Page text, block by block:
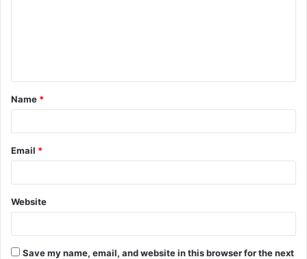
t
*
Name *
Email *
Website
Save my name, email, and website in this browser for the next